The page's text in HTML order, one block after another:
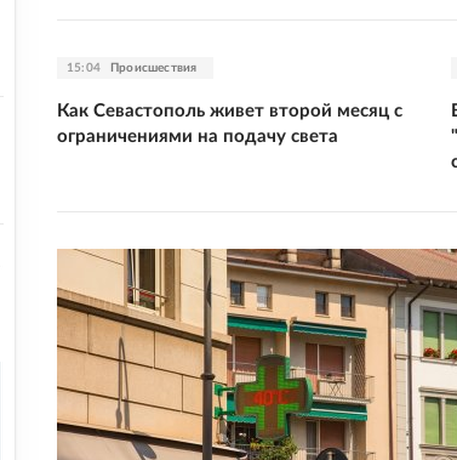
15:04 Происшествия
Как Севастополь живет второй месяц с
ограничениями на подачу света